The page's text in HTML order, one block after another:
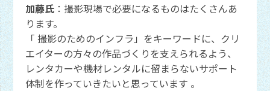
加藤氏：撮影現場で必要になるものはたくさんあ
ります。
「 撮影のためのインフラ」をキーワードに、クリ
エイターの方々の作品づくりを支えられるよう、
レンタカーや機材レンタルに留まらないサポート
体制を作っていきたいと思っています 。